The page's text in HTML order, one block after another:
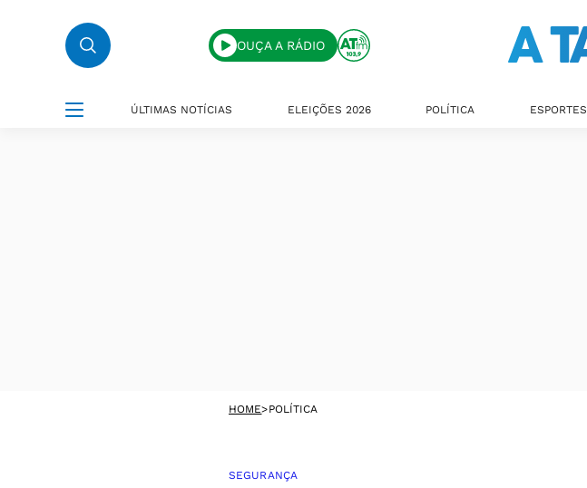
OUÇA A RÁDIO
ÚLTIMAS NOTÍCIAS ELEIÇÕES 2026 POLÍTICA ESPORTES
HOME>POLÍTICA
SEGURANÇA